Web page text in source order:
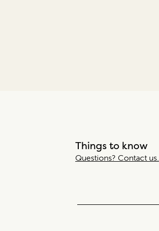
Things to know
Questions? Contact us.